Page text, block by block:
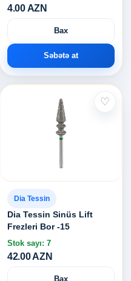
4.00 AZN
Bax
Səbətə at
♡
Dia Tessin
Dia Tessin Sinüs Lift
Frezleri Bor -15
Stok sayı: 7
42.00 AZN
Bax